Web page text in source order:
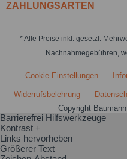
ZAHLUNGSARTEN
* Alle Preise inkl. gesetzl.
Nachnahmegebühren,
Cookie-Einstellungen
Widerrufsbelehrung
Copyright
Barrierefrei Hilfswerkzeuge
Kontrast +
Links hervorheben
Größerer Text